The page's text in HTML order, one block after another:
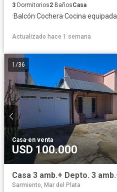
3 Dormitorios2 BañosCasa
·Balcón·Cochera·Cocina equipada
Actualizado hace 1 semana
1 /36
Casa·en venta
USD 100.000
Sarmiento, Mar del Plata